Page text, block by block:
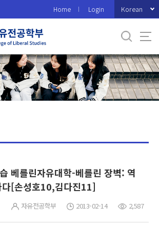
Home Login Korean
베를린자유대학-베를린 장벽: 역
다[손성호10,김다진11]
자유전공학부 2013-02-14 2,587